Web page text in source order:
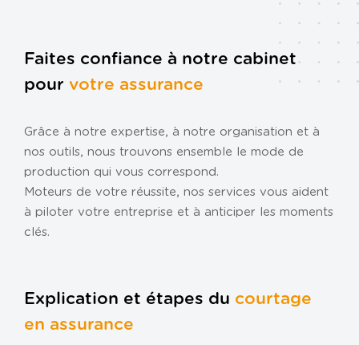
Faites confiance à notre cabinet
pour votre assurance​
Grâce à notre expertise, à notre organisation et à
nos outils, nous trouvons ensemble le mode de
production qui vous correspond.
Moteurs de votre réussite, nos services vous aident
à piloter votre entreprise et à anticiper les moments
clés.
Explication et étapes du courtage
en assurance​